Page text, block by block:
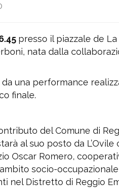
presso il piazzale de
nata dalla
una performance
finale.
del Comune di
al suo posto da
Oscar Romero,
socio-
nel Distretto di Reggio